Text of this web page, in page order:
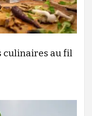
culinaires au fil